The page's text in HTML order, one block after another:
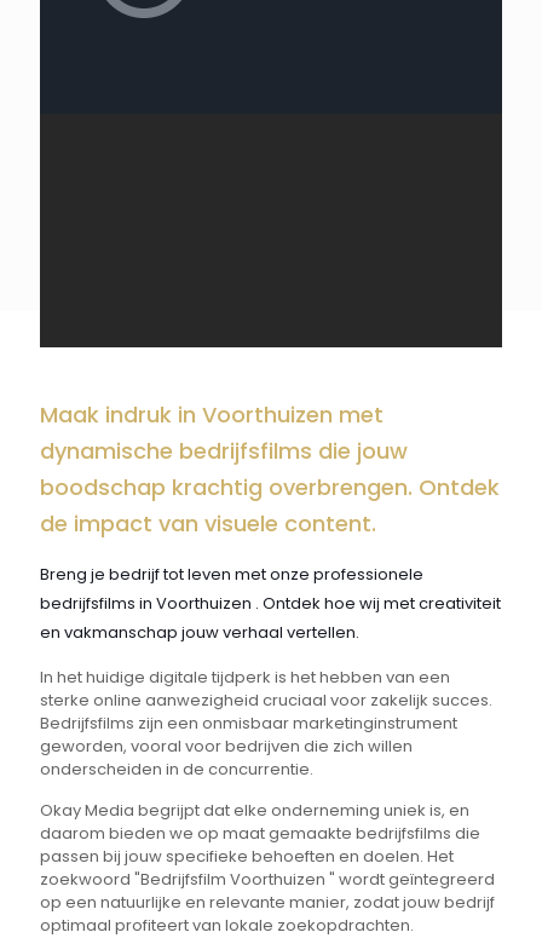
Maak indruk in Voorthuizen met
dynamische bedrijfsfilms die jouw
boodschap krachtig overbrengen. Ontdek
de impact van visuele content.
Breng je bedrijf tot leven met onze professionele
bedrijfsfilms in Voorthuizen . Ontdek hoe wij met creativiteit
en vakmanschap jouw verhaal vertellen.
In het huidige digitale tijdperk is het hebben van een
sterke online aanwezigheid cruciaal voor zakelijk succes.
Bedrijfsfilms zijn een onmisbaar marketinginstrument
geworden, vooral voor bedrijven die zich willen
onderscheiden in de concurrentie.
Okay Media begrijpt dat elke onderneming uniek is, en
daarom bieden we op maat gemaakte bedrijfsfilms die
passen bij jouw specifieke behoeften en doelen. Het
zoekwoord "Bedrijfsfilm Voorthuizen " wordt geïntegreerd
op een natuurlijke en relevante manier, zodat jouw bedrijf
optimaal profiteert van lokale zoekopdrachten.